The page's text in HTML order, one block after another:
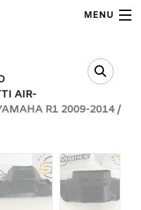
MENU
AIR-
R1 2009-2014 /